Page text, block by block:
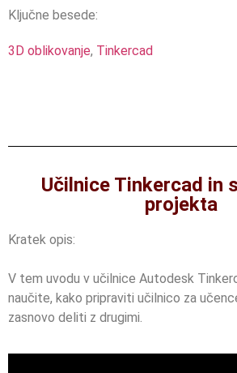
Ključne besede:
3D oblikovanje, Tinkercad
Učilnice Tinkercad in
projekta
Kratek opis:
V tem uvodu v učilnice Autodesk
naučite, kako pripraviti učilnico za
zasnovo deliti z drugimi.